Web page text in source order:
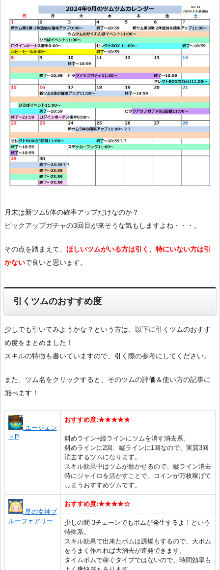
月末は新ツム5体の確率アップだけなのか？
ピックアップガチャの3回目が来そうな気もしますよね・・・。
その点を踏まえて、 ほしいツムがいる方は引く、特にいない方は引
かないで良いと思います。
引くツムのおすすめ度
少しでも引いてみようかな？という方は、以下に引くツムのおすす
め度をまとめました！
スキルの特徴も書いていますので、引く際の参考にしてください。
また、ツム名をクリックすると、そのツムの評価＆使い方の記事に
飛べます！
エージェン
トP
おすすめ度:★★★★★
斜めライン+縦ラインにツムを消す消去系。
斜めラインに2回、縦ラインに1回なので、実質3回
消去するツムになります。
スキル効果中はツムが動かせるので、縦ライン消去
時にジャイロを活かすことで、コインが万枚稼げて
しまうおすすめツムです。
星の女神ブ
ルーフェアリー
おすすめ度:★★★★☆
少しの間 3チェーンでもボムが発生するよ！という
特殊系。
スキル効果で出来たボムは誘爆もするので、大ボム
をうまく作れれば大消去が連発できます。
タイムボムで稼ぐタイプではないので、時間効率も